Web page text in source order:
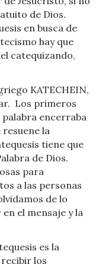
de Dios.
en busca de
hay que
catequizando,
KATECHEIN,
Los primeros
encerraba
la
tiene que
de Dios.
para
a las personas
de lo
el mensaje y la
es la
los